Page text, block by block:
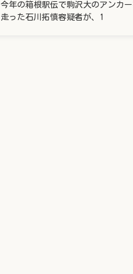
今年の箱根駅伝で駒沢大のアンカ
走った石川拓慎容疑者が、1